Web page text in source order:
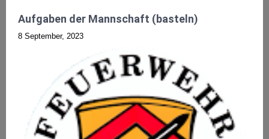
Aufgaben der Mannschaft (basteln)
8 September, 2023